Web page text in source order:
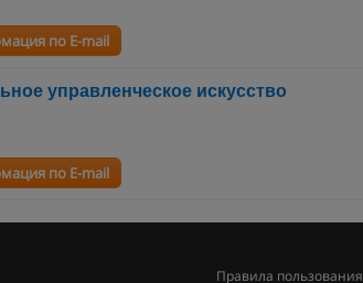
по E-mail
управленческое искусство
по E-mail
Правила пользования